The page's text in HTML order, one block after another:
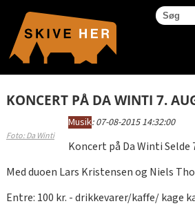
KONCERT PÅ DA WINTI 7.
Foto: Da Winti
Musik:07-08-2015 14:32:00
Koncert på Da Winti Selde
Med duoen Lars Kristensen og Niels
Entre: 100 kr. - drikkevarer/kaffe/ kage